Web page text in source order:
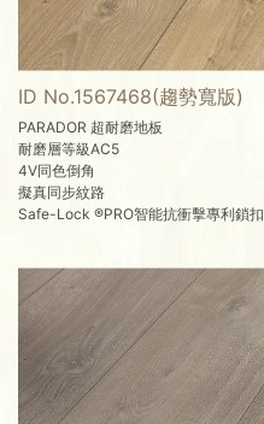
ID No.1567468(趨勢寬版)
PARADOR 超耐磨地板
耐磨層等級AC5
4V同色倒角
擬真同步紋路
Safe-Lock ®PRO智能抗衝擊專利鎖扣